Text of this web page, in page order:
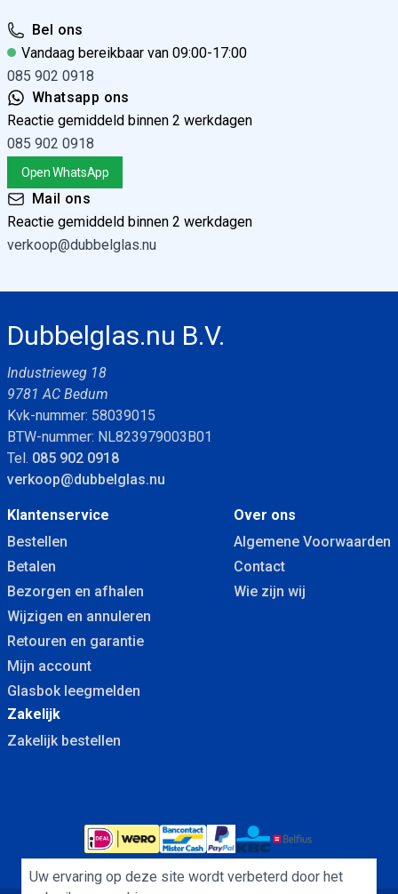
Bel ons
Vandaag bereikbaar van 09:00-17:00
085 902 0918
Whatsapp ons
Reactie gemiddeld binnen 2 werkdagen
085 902 0918
Open WhatsApp
Mail ons
Reactie gemiddeld binnen 2 werkdagen
verkoop@dubbelglas.nu
Dubbelglas.nu B.V.
Industrieweg 18
9781 AC Bedum
Kvk-nummer: 58039015
BTW-nummer: NL823979003B01
Tel. 085 902 0918
verkoop@dubbelglas.nu
Klantenservice
Bestellen
Betalen
Bezorgen en afhalen
Wijzigen en annuleren
Retouren en garantie
Mijn account
Glasbok leegmelden
Over ons
Algemene Voorwaarden
Contact
Wie zijn wij
Zakelijk
Zakelijk bestellen
Uw ervaring op deze site wordt verbeterd door het